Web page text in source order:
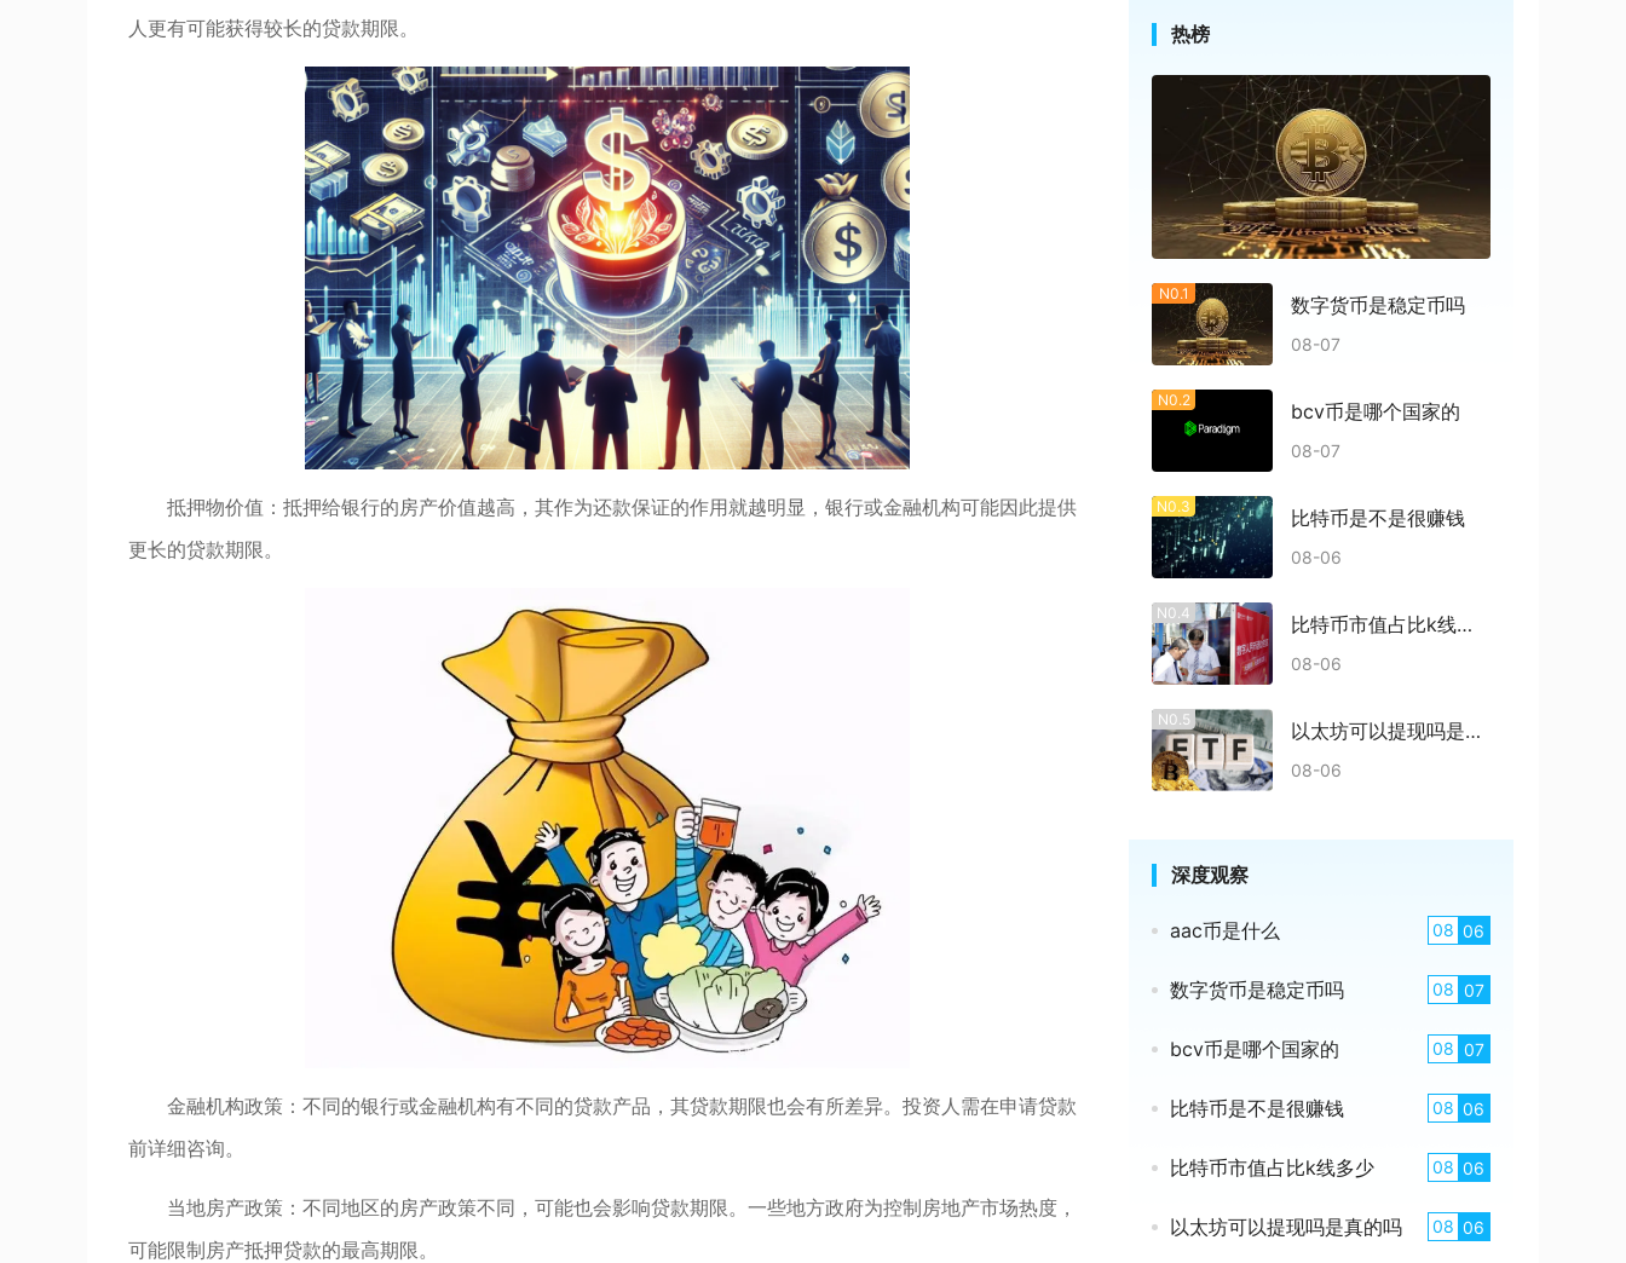
人更有可能获得较长的贷款期限。
抵押物价值：抵押给银行的房产价值越高，其作为还款保证的作用就越明显，银行或金融机构可能因此提供
更长的贷款期限。
金融机构政策：不同的银行或金融机构有不同的贷款产品，其贷款期限也会有所差异。投资人需在申请贷款
前详细咨询。
当地房产政策：不同地区的房产政策不同，可能也会影响贷款期限。一些地方政府为控制房地产市场热度，
可能限制房产抵押贷款的最高期限。
热榜
N0.1 数字货币是稳定币吗
08-07
N0.2 bcv币是哪个国家的
08-07
N0.3 比特币是不是很赚钱
08-06
N0.4 比特币市值占比k线多少
08-06
N0.5 以太坊可以提现吗是真的吗
08-06
深度观察
aac币是什么 08 06
数字货币是稳定币吗 08 07
bcv币是哪个国家的 08 07
比特币是不是很赚钱 08 06
比特币市值占比k线多少 08 06
以太坊可以提现吗是真的吗 08 06